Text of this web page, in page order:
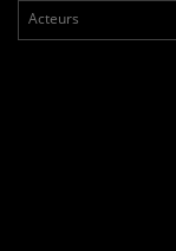
Acteurs